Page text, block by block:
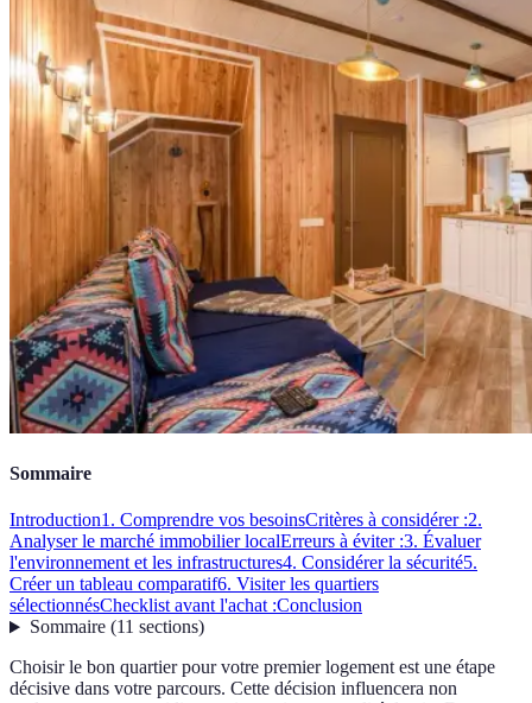
Sommaire
Introduction1. Comprendre vos besoinsCritères à considérer :2.
Analyser le marché immobilier localErreurs à éviter :3. Évaluer
l'environnement et les infrastructures4. Considérer la sécurité5.
Créer un tableau comparatif6. Visiter les quartiers
sélectionnésChecklist avant l'achat :Conclusion
Sommaire(11 sections)
Choisir le bon quartier pour votre premier logement est une étape
décisive dans votre parcours. Cette décision influencera non